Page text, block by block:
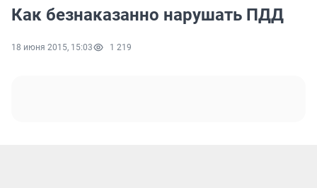
Как безнаказанно нарушать ПДД
18 июня 2015, 15:03 1 219